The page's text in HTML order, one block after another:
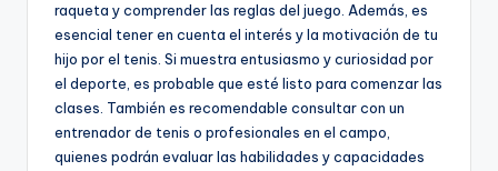
raqueta y comprender las reglas del juego. Además, es
esencial tener en cuenta el interés y la motivación de tu
hijo por el tenis. Si muestra entusiasmo y curiosidad por
el deporte, es probable que esté listo para comenzar las
clases. También es recomendable consultar con un
entrenador de tenis o profesionales en el campo,
quienes podrán evaluar las habilidades y capacidades